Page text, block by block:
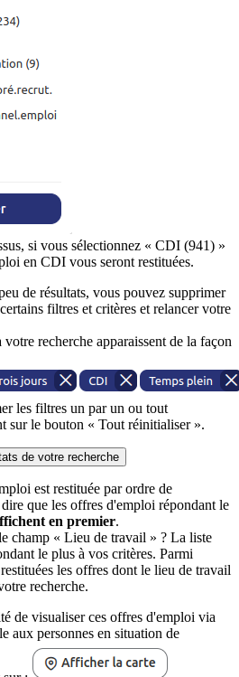
si vous sélectionnez « CDI (941) »
en CDI vous seront restituées.
de résultats, vous pouvez supprimer
filtres et critères et relancer votre
recherche apparaissent de la façon
les filtres un par un ou tout
sur le bouton « Tout réinitialiser ».
de votre recherche
est restituée par ordre de
que les offres d'emploi répondant le
en premier.
champ « Lieu de travail » ? La liste
le plus à vos critères. Parmi
les offres dont le lieu de travail
recherche.
de visualiser ces offres d'emploi via
aux personnes en situation de